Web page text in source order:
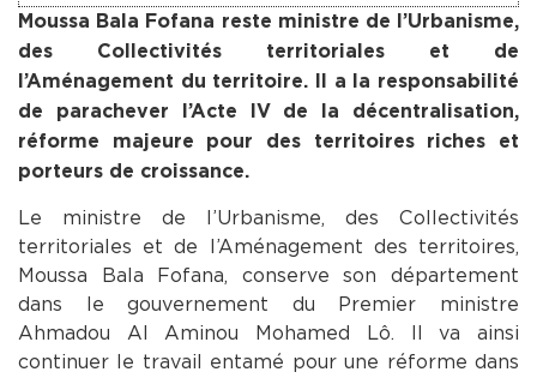
Moussa Bala Fofana reste ministre de l’Urbanisme,
des Collectivités territoriales et de
l’Aménagement du territoire. Il a la responsabilité
de parachever l’Acte IV de la décentralisation,
réforme majeure pour des territoires riches et
porteurs de croissance.
Le ministre de l’Urbanisme, des Collectivités
territoriales et de l’Aménagement des territoires,
Moussa Bala Fofana, conserve son département
dans le gouvernement du Premier ministre
Ahmadou Al Aminou Mohamed Lô. Il va ainsi
continuer le travail entamé pour une réforme dans